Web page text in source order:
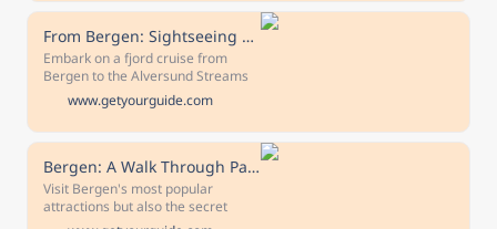
the way for free time.
From Bergen: Sightseeing Fjord Cruise to Alversund Strait
Embark on a fjord cruise from
Bergen to the Alversund Streams
with this group tour. Experience the
magnificent and varied fjord
landscapes in the Nordhordland
region.
www.getyourguide.com
Bergen: A Walk Through Past and Present
Visit Bergen's most popular
attractions but also the secret
spots only locals know about on